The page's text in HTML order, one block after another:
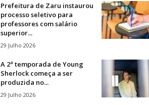
Prefeitura de Zaru instaurou
processo seletivo para
professores com salário
superior...
29 Julho 2026
A 2ª temporada de Young
Sherlock começa a ser
produzida no...
29 Julho 2026